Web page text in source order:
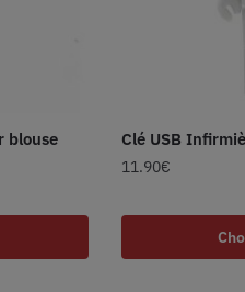
blouse
Clé USB
11.90€